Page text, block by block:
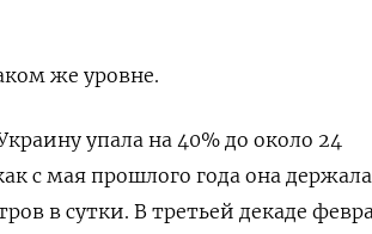
же уровне.
упала на 40% до около 24
с мая прошлого года она
в сутки. В третьей декаде